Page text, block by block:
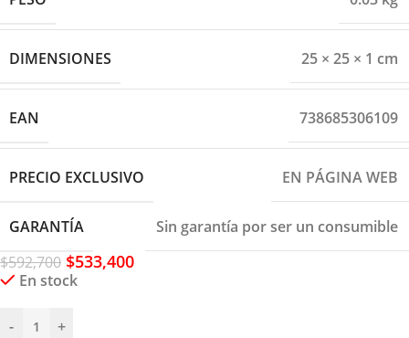
DIMENSIONES 25 × 25 × 1 cm
EAN 738685306109
PRECIO EXCLUSIVO EN PÁGINA WEB
GARANTÍA
Sin garantía por ser un consumible
$592,700 $533,400
En stock
- +